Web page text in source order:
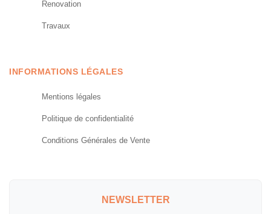
NEWSLETTER
Renovation
Travaux
INFORMATIONS LÉGALES
Mentions légales
Politique de confidentialité
Conditions Générales de Vente